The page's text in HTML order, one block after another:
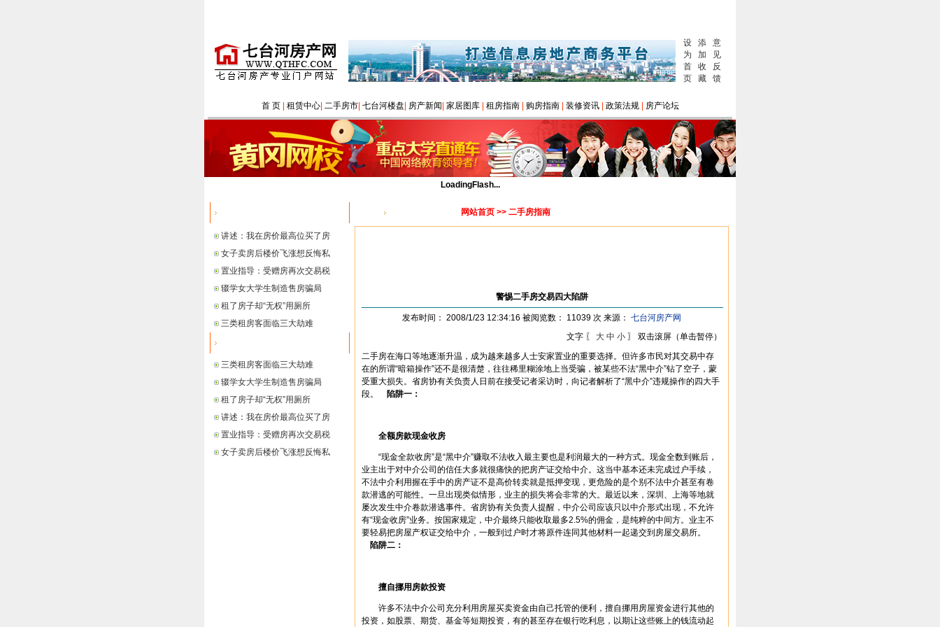
设
为
首
页
添
加
收
藏
意
见
反
馈
首 页| 租赁中心| 二手房市| 七台河楼盘 房产新闻 家居图库| 租房指南| 购房指南| 装修资讯| 政策法规| 房产论坛
LoadingFlash...
讲述：我在房价最高位买了房
女子卖房后楼价飞涨想反悔私
置业指导：受赠房再次交易税
辍学女大学生制造售房骗局
租了房子却“无权”用厕所
三类租房客面临三大劫难
三类租房客面临三大劫难
辍学女大学生制造售房骗局
租了房子却“无权”用厕所
讲述：我在房价最高位买了房
置业指导：受赠房再次交易税
女子卖房后楼价飞涨想反悔私
网站首页 >> 二手房指南
警惕二手房交易四大陷阱
发布时间： 2008/1/23 12:34:16 被阅览数： 11039 次 来源： 七台河房产网
文字 〖 大 中 小 〗 双击滚屏（单击暂停）
二手房在海口等地逐渐升温，成为越来越多人士安家置业的重要选择。但许多市民对其交易中存
在的所谓“暗箱操作”还不是很清楚，往往稀里糊涂地上当受骗，被某些不法“黑中介”钻了空子，蒙
受重大损失。 省房协有关负责人日前在接受记者采访时，向记者解析了“黑中介”违规操作的四大手
段。 陷阱一：
全额房款现金收房
“现金全款收房”是“黑中介”赚取不法收入最主要也是利润最大的一种方式。现金全数到账后，
业主出于对中介公司的信任大多就很痛快的把房产证交给中介。这当中基本还未完成过户手续，
不法中介利用握在手中的房产证不是高价转卖就是抵押变现，更危险的是个别不法中介甚至有卷
款潜逃的可能性。一旦出现类似情形，业主的损失将会非常的大。最近以来，深圳、上海等地就
屡次发生中介卷款潜逃事件。省房协有关负责人提醒，中介公司应该只以中介形式出现，不允许
有“现金收房”业务。按国家规定，中介最终只能收取最多2.5%的佣金，是纯粹的中间方。业主不
要轻易把房屋产权证交给中介，一般到过户时才将原件连同其他材料一起递交到房屋交易所。
陷阱二：
擅自挪用房款投资
许多不法中介公司充分利用房屋买卖资金由自己托管的便利，擅自挪用房屋资金进行其他的
投资，如股票、期货、基金等短期投资，有的甚至存在银行吃利息，以期让这些账上的钱流动起